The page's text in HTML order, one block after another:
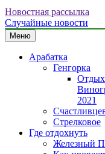
Новостная рассылка
Случайные новости
Меню
Арабатка
Генгорка
Отдых
2021
Стрелковое
Где отдохнуть
Железный